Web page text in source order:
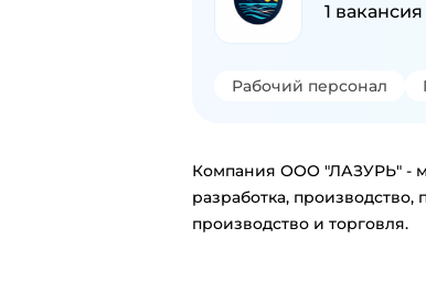
1 вакансия
Рабочий персонал
Компания ООО "ЛАЗУРЬ" -
разработка,
производство и торговля.